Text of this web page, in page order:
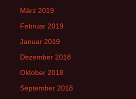
März 2019
Februar 2019
Januar 2019
Dezember 2018
Oktober 2018
September 2018